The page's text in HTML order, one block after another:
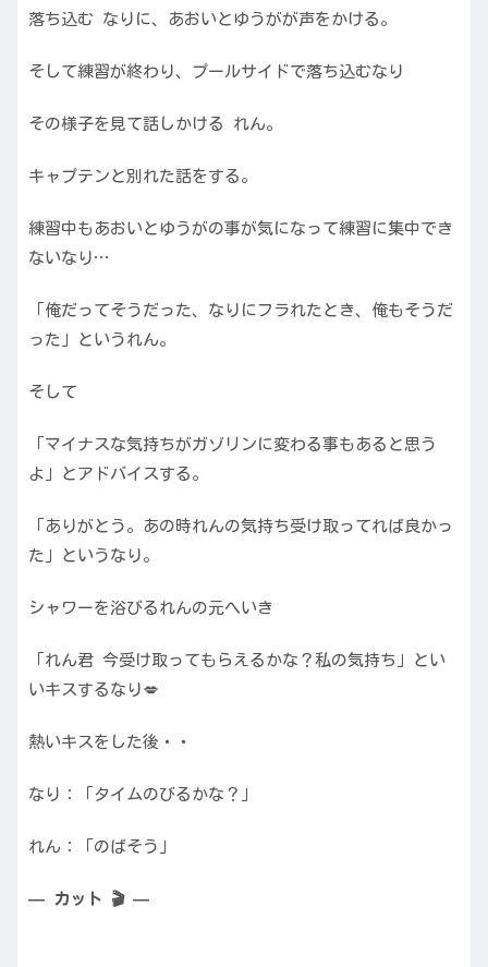
落ち込む なりに、あおいとゆうがが声をかける。
そして練習が終わり、プールサイドで落ち込むなり
その様子を見て話しかける れん。
キャプテンと別れた話をする。
練習中もあおいとゆうがの事が気になって練習に集中でき
ないなり…
「俺だってそうだった、なりにフラれたとき、俺もそうだ
った」というれん。
そして
「マイナスな気持ちがガゾリンに変わる事もあると思う
よ」とアドバイスする。
「ありがとう。あの時れんの気持ち受け取ってれば良かっ
た」というなり。
シャワーを浴びるれんの元へいき
「れん君 今受け取ってもらえるかな？私の気持ち」とい
いキスするなり💋
熱いキスをした後・・
なり：「タイムのびるかな？」
れん：「のばそう」
— カット 🎬 —